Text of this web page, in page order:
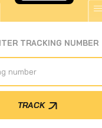
TRACKING NUMBER
TRACK